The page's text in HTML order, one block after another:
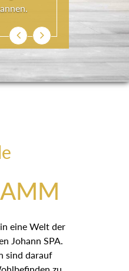
ZurückWeiter
eine Welt der
Johann SPA.
sind darauf